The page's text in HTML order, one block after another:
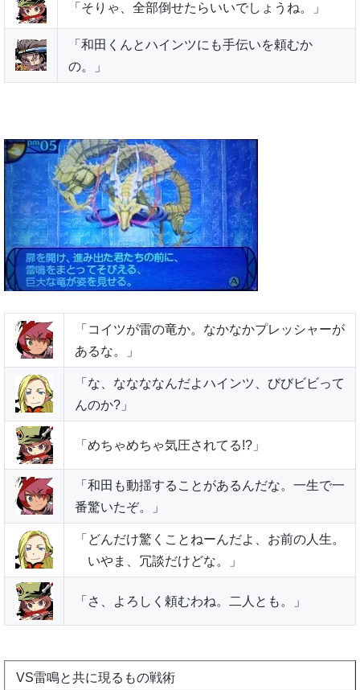
「そりゃ、全部倒せたらいいでしょうね。」
「和田くんとハインツにも手伝いを頼むか
の。」
「コイツが雷の竜か。なかなかプレッシャーが
あるな。」
「な、ななななんだよハインツ、びびビビって
んのか?」
「めちゃめちゃ気圧されてる!?」
「和田も動揺することがあるんだな。一生で一
番驚いたぞ。」
「どんだけ驚くことねーんだよ、お前の人生。
いやま、冗談だけどな。」
「さ、よろしく頼むわね。二人とも。」
VS雷鳴と共に現るもの戦術